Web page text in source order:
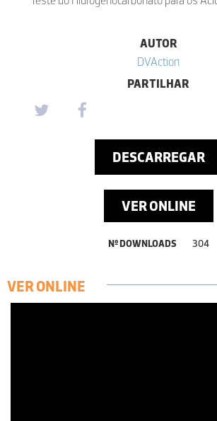
AUTOR
DVAction
PARTILHAR
DESCARREGAR
VER ONLINE
Nº DOWNLOADS 304
VER ONLINE